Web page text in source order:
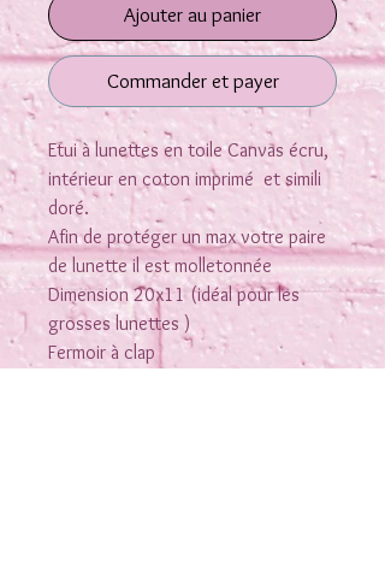
Ajouter au panier
Commander et payer
Etui à lunettes en toile Canvas écru,
intérieur en coton imprimé et simili
doré.
Afin de protéger un max votre paire
de lunette il est molletonnée
Dimension 20x11 (idéal pour les
grosses lunettes )
Fermoir à clap